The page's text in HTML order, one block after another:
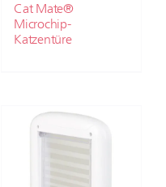
Cat Mate®
Microchip-
Katzentüre